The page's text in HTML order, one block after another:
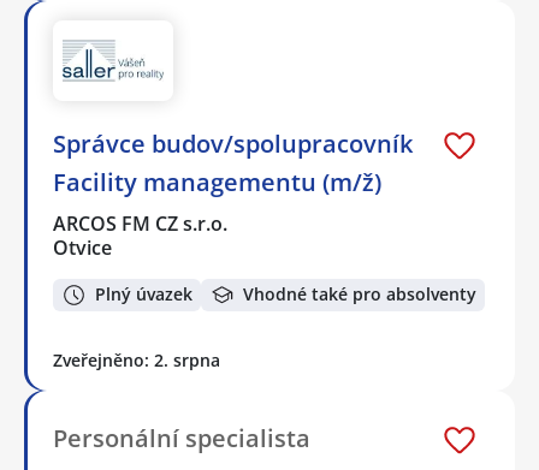
Správce budov/spolupracovník
Facility managementu (m/ž)
ARCOS FM CZ s.r.o.
Otvice
Plný úvazek Vhodné také pro absolventy
Zveřejněno: 2. srpna
Personální specialista